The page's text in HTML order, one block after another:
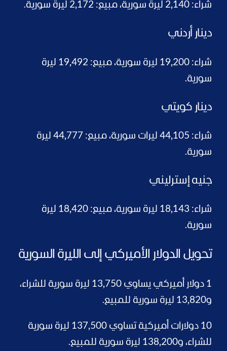
شراء: 2,140 ليرة سورية، مبيع: 2,172 ليرة سورية.
دينار أردني
شراء: 19,200 ليرة سورية، مبيع: 19,492 ليرة
سورية.
دينار كويتي
شراء: 44,105 ليرات سورية، مبيع: 44,777 ليرة
سورية.
جنيه إسترليني
شراء: 18,143 ليرة سورية، مبيع: 18,420 ليرة
سورية.
تحويل الدولار الأميركي إلى الليرة السورية
1 دولار أميركي يساوي 13,750 ليرة سورية للشراء،
و13,820 ليرة سورية للمبيع.
10 دولارات أميركية تساوي 137,500 ليرة سورية
للشراء، و138,200 ليرة سورية للمبيع.